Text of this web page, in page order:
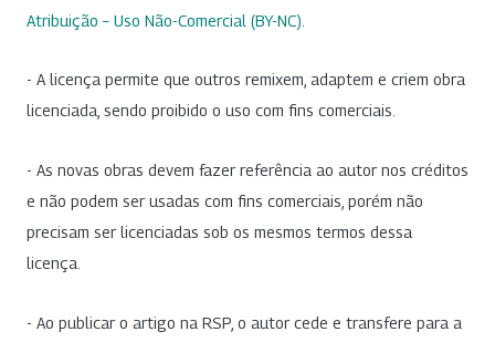
Atribuição – Uso Não-Comercial (BY-NC)
- A licença permite que outros remixem, adaptem e criem obra
licenciada, sendo proibido o uso com fins comerciais.
- As novas obras devem fazer referência ao autor nos créditos
e não podem ser usadas com fins comerciais, porém não
precisam ser licenciadas sob os mesmos termos dessa
licença.
- Ao publicar o artigo na RSP, o autor cede e transfere para a